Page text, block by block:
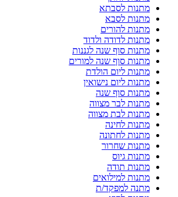
מתנות לסבתא
מתנות לסבא
מתנות להורים
מתנות לדודה ולדוד
מתנות סוף שנה לגננות
מתנות סוף שנה למורים
מתנות ליום הולדת
מתנות ליום נישואין
מתנות סוף שנה
מתנות לבר מצווה
מתנות לבת מצווה
מתנות לחינה
מתנות לחתונה
מתנות שחרור
מתנות גיוס
מתנות תודה
מתנות למילואים
מתנה למפקד/ת